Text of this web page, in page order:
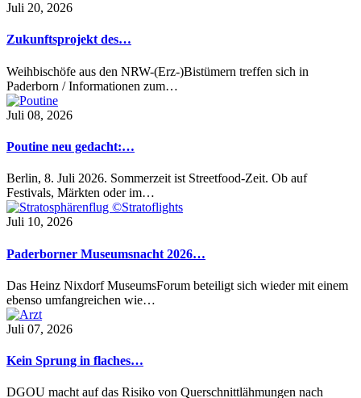
Juli 20, 2026
Zukunftsprojekt des…
Weihbischöfe aus den NRW-(Erz-)Bistümern treffen sich in
Paderborn / Informationen zum…
Juli 08, 2026
Poutine neu gedacht:…
Berlin, 8. Juli 2026. Sommerzeit ist Streetfood-Zeit. Ob auf
Festivals, Märkten oder im…
Juli 10, 2026
Paderborner Museumsnacht 2026…
Das Heinz Nixdorf MuseumsForum beteiligt sich wieder mit einem
ebenso umfangreichen wie…
Juli 07, 2026
Kein Sprung in flaches…
DGOU macht auf das Risiko von Querschnittlähmungen nach